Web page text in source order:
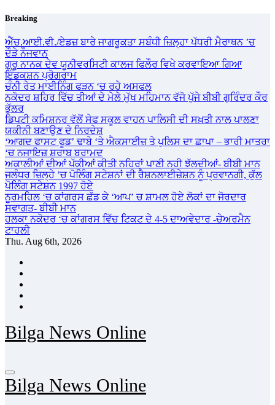
Skip
content
Breaking
ਐੱਚ.ਆਈ.ਵੀ./ਏਡਜ਼ ਬਾਰੇ ਜਾਗਰੂਕਤਾ ਸਬੰਧੀ ਜ਼ਿਲ੍ਹਾ ਪੱਧਰੀ ਮੈਰਾਥਨ ’ਚ
ਦੌੜੇ ਨੌਜਵਾਨ
ਗੁਰੂ ਨਾਨਕ ਦੇਵ ਯੂਨੀਵਰਸਿਟੀ ਕਾਲਜ ਫਿਲੌਰ ਵਿਖੇ ਕਰਵਾਇਆ ਗਿਆ
ਇੰਡਕਸ਼ਨ ਪ੍ਰੋਗਰਾਮ
ਚੰਨੀ ਰੇਤ ਮਾਈਨਿੰਗ ਫੜਨ ‘ਚ ਰਹੇ ਅਸਫਲ
ਨਕੋਦਰ ਸ਼ਹਿਰ ਵਿੱਚ ਤੀਆਂ ਦੇ ਮੇਲੇ ਮੁੱਖ ਮਹਿਮਾਨ ਵੱਜੋ ਪੁੱਜੇ ਬੀਬੀ ਗੁਰਿੰਦਰ ਕੌਰ
ਭੁੱਲਰ
ਡਿਪਟੀ ਕਮਿਸ਼ਨਰ ਵੱਲੋਂ ਸੇਫ ਸਕੂਲ ਵਾਹਨ ਪਾਲਿਸੀ ਦੀ ਸਖ਼ਤੀ ਨਾਲ ਪਾਲਣਾ
ਯਕੀਨੀ ਬਣਾਉਣ ਦੇ ਨਿਰਦੇਸ਼
‘ਆਗਦ ਫਾਸਟ ਫੂਡ’ ਢਾਬੇ ‘ਤੇ ਐਕਸਾਈਜ਼ ਤੇ ਪੁਲਿਸ ਦਾ ਛਾਪਾ – ਭਾਰੀ ਮਾਤਰਾ
‘ਚ ਨਜਾਇਜ਼ ਸ਼ਰਾਬ ਬਰਾਮਦ
ਅਕਾਲੀਆਂ ਦੀਆਂ ਪੱਕੀਆਂ ਕੀਤੀ ਨਹਿਰਾਂ ਪਾਣੀ ਨਹੀ ਝੱਲਦੀਆਂ- ਬੀਬੀ ਮਾਨ
ਜਲੰਧਰ ਜ਼ਿਲ੍ਹੇ ’ਚ ਪੋਲਿੰਗ ਸਟੇਸ਼ਨਾਂ ਦੀ ਰੈਸ਼ਨਲਾਈਜ਼ੇਸ਼ਨ ਨੂੰ ਪ੍ਰਵਾਨਗੀ, ਕੁੱਲ
ਪੋਲਿੰਗ ਸਟੇਸ਼ਨ 1997 ਹੋਏ
ਨੂਰਮਹਿਲ ‘ਚ ਕਾਂਗਰਸ ਛੱਡ ਕੇ ‘ਆਪ’ ਚ ਸ਼ਾਮਲ ਹੋਏ ਲੋਕਾਂ ਦਾ ਜੋਰਦਾਰ
ਸਵਾਗਤ- ਬੀਬੀ ਮਾਨ
ਹਲਕਾ ਨਕੋਦਰ ‘ਚ ਕਾਂਗਰਸ ਵਿੱਚ ਟਿਕਟ ਦੇ 4-5 ਦਾਅਵੇਦਾਰ -ਚੇਅਰਮੈਨ
ਟਾਹਲੀ
Thu. Aug 6th, 2026
Bilga News Online
Bilga News Online